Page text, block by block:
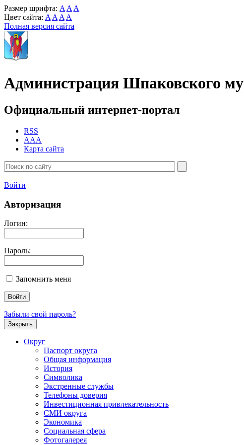
Размер шрифта: A A A
Цвет сайта: A A A A
Полная версия сайта
Администрация Шпаковского
Официальный интернет-портал
RSS
AAA
Карта сайта
Войти
Авторизация
Логин:
Пароль:
Запомнить меня
Забыли свой пароль?
Закрыть
Округ
Паспорт округа
Общая информация
История
Символика
Экстренные службы
Телефоны доверия
Инвестиционная привлекательность
СМИ округа
Экономика
Социальная сфера
Фотогалерея